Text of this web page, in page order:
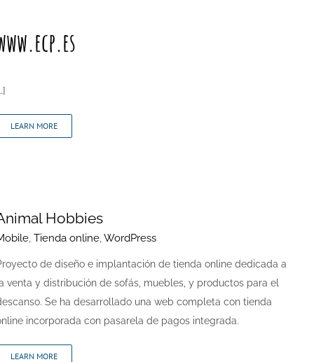
LEARN MORE
Hobbies
, Tienda online,WordPress
de diseño e implantación de tienda online dedicada a
venta y distribución de sofás, muebles, y productos para el
Se ha desarrollado una web completa con tienda
incorporada con pasarela de pagos integrada.
LEARN MORE